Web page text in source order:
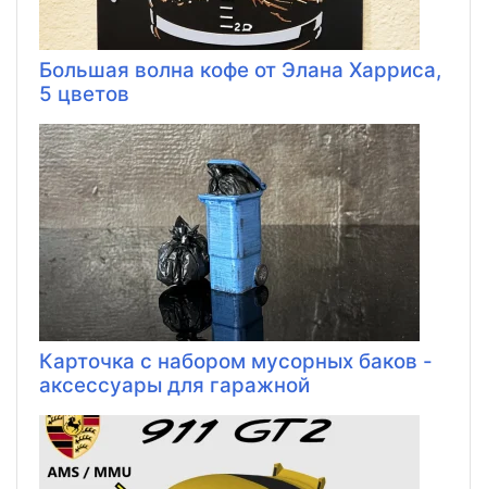
Большая волна кофе от Элана Харриса,
5 цветов
Карточка с набором мусорных баков -
аксессуары для гаражной